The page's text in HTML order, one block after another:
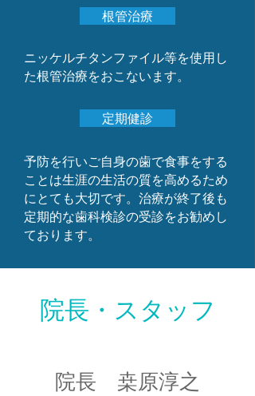
根管治療
​ニッケルチタンファイル等を使用し
た根管治療をおこないます。
定期健診
予防を行いご自身の歯で食事をする
ことは生涯の生活の質を高めるため
にとても大切です。治療が終了後も
定期的な歯科検診の受診をお勧めし
ております。
院長・スタッフ
院長 桒原淳之